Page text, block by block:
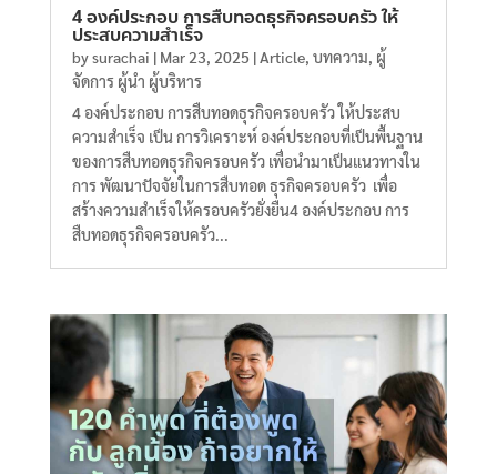
4 องค์ประกอบ การสืบทอดธุรกิจครอบครัว ให้
ประสบความสำเร็จ
bysurachai | Mar 23, 2025| Article, บทความ ผู้
จัดการ ผู้นำ ผู้บริหาร
4 องค์ประกอบ การสืบทอดธุรกิจครอบครัว ให้ประสบ
ความสำเร็จ เป็น การวิเคราะห์ องค์ประกอบที่เป็นพื้นฐาน
ของการสืบทอดธุรกิจครอบครัว เพื่อนำมาเป็นแนวทางใน
การ พัฒนาปัจจัยในการสืบทอด ธุรกิจครอบครัว เพื่อ
สร้างความสำเร็จให้ครอบครัวยั่งยืน4 องค์ประกอบ การ
สืบทอดธุรกิจครอบครัว...